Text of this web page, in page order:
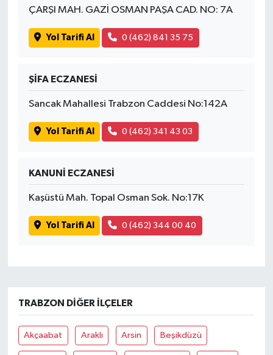
ÇARŞI MAH. GAZİ OSMAN PAŞA CAD. NO: 7A
Yol Tarifi Al 0 (462) 841 35 75
ŞİFA ECZANESİ
Sancak Mahallesi Trabzon Caddesi No:142A
Yol Tarifi Al 0 (462) 341 43 03
KANUNİ ECZANESİ
Kaşüstü Mah. Topal Osman Sok. No:17K
Yol Tarifi Al 0 (462) 344 00 40
TRABZON DIĞER İLÇELER
Akçaabat Araklı Arsin Beşikdüzü